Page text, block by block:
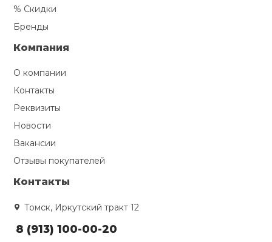
% Скидки
Бренды
Компания
О компании
Контакты
Реквизиты
Новости
Вакансии
Отзывы покупателей
Контакты
Томск, Иркутский тракт 12
8 (913) 100-00-20